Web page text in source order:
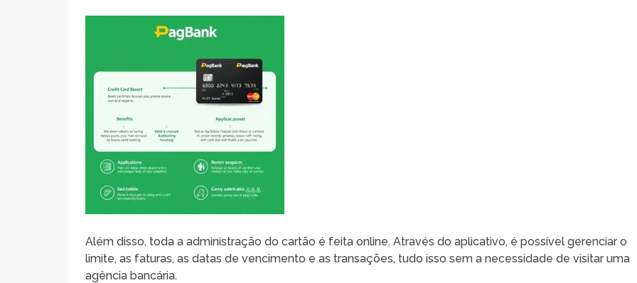
Além disso, toda a administração do cartão é feita online. Através do aplicativo, é possível gerenciar o
limite, as faturas, as datas de vencimento e as transações, tudo isso sem a necessidade de visitar uma
agência bancária.